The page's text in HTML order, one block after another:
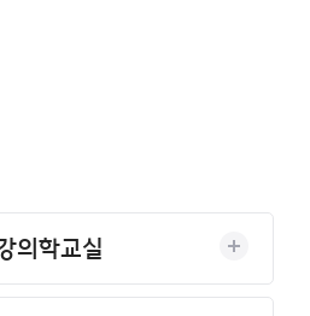
의학교실